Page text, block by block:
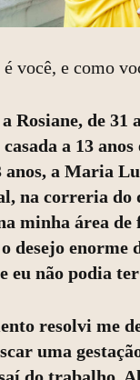
você, e como
Rosiane, de 31
a 13 anos
anos, a Maria
na correria do
minha área de
desejo enorme
eu não podia
resolvi me
uma